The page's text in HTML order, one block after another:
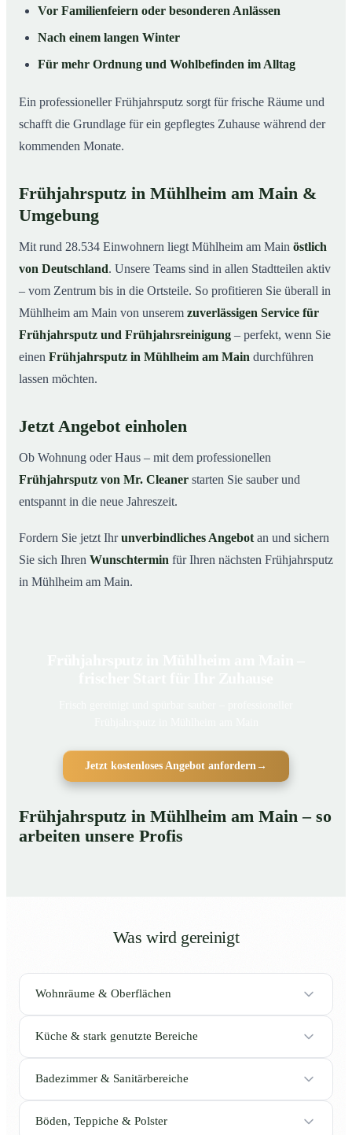
Vor Familienfeiern oder besonderen Anlässen
Nach einem langen Winter
Für mehr Ordnung und Wohlbefinden im Alltag
Ein professioneller Frühjahrsputz sorgt für frische Räume und
schafft die Grundlage für ein gepflegtes Zuhause während der
kommenden Monate.
Frühjahrsputz in Mühlheim am Main &
Umgebung
Mit rund 28.534 Einwohnern liegt Mühlheim am Main östlich
von Deutschland. Unsere Teams sind in allen Stadtteilen aktiv
– vom Zentrum bis in die Ortsteile. So profitieren Sie überall in
Mühlheim am Main von unserem zuverlässigen Service für
Frühjahrsputz und Frühjahrsreinigung – perfekt, wenn Sie
einen Frühjahrsputz in Mühlheim am Main durchführen
lassen möchten.
Jetzt Angebot einholen
Ob Wohnung oder Haus – mit dem professionellen
Frühjahrsputz von Mr. Cleaner starten Sie sauber und
entspannt in die neue Jahreszeit.
Fordern Sie jetzt Ihrunverbindliches Angebot an und sichern
Sie sich Ihren Wunschtermin für Ihren nächsten Frühjahrsputz
in Mühlheim am Main.
Jetzt kostenloses Angebot anfordern →
Frühjahrsputz in Mühlheim am Main – so
arbeiten unsere Profis
Was wird gereinigt
Wohnräume & Oberflächen
Küche & stark genutzte Bereiche
Badezimmer & Sanitärbereiche
Böden, Teppiche & Polster